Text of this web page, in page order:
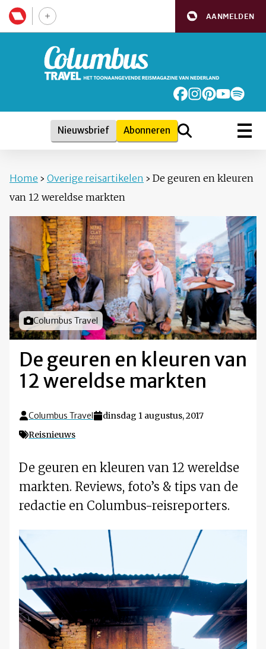
AANMELDEN
Nieuwsbrief Abonneren
Home › Overige reisartikelen › De geuren en kleuren
van 12 wereldse markten
Foto door
Columbus Travel
De geuren en kleuren van
12 wereldse markten
Columbus Travel
dinsdag 1 augustus, 2017
Reisnieuws
De geuren en kleuren van 12 wereldse
markten. Reviews, foto’s & tips van de
redactie en Columbus-reisreporters.